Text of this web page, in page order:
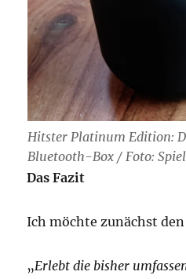
Hitster Platinum Edition:
Bluetooth-Box / Foto:
Das Fazit
Ich möchte zunächst
„Erlebt die bisher